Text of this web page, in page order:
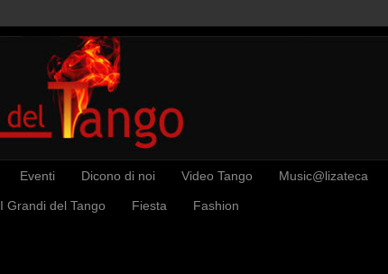
Eventi Dicono di noi Video Tango Music@lizateca
I Grandi del Tango Fiesta Fashion